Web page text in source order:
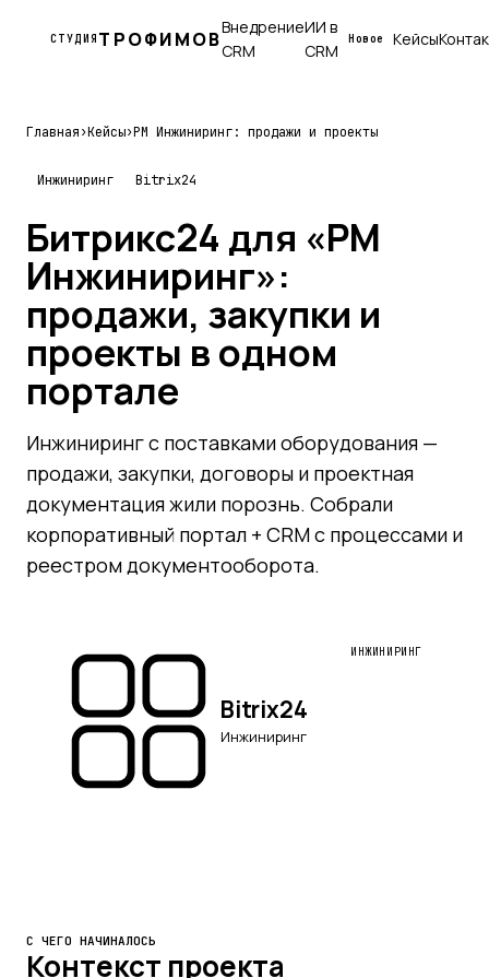
СТУДИЯ ТРОФИМОВВнедрение
CRM
ИИ в
CRM
Новое Кейсы
Главная›Кейсы›РМ Инжиниринг: продажи и проекты
Инжиниринг Bitrix24
Битрикс24 для «РМ
Инжиниринг»:
продажи, закупки и
проекты в одном
портале
Инжиниринг с поставками оборудования —
продажи, закупки, договоры и проектная
документация жили порознь. Собрали
корпоративный портал + CRM с процессами и
реестром документооборота.
Bitrix24
Инжиниринг
ИНЖИНИРИНГ
С ЧЕГО НАЧИНАЛОСЬ
Контекст проекта